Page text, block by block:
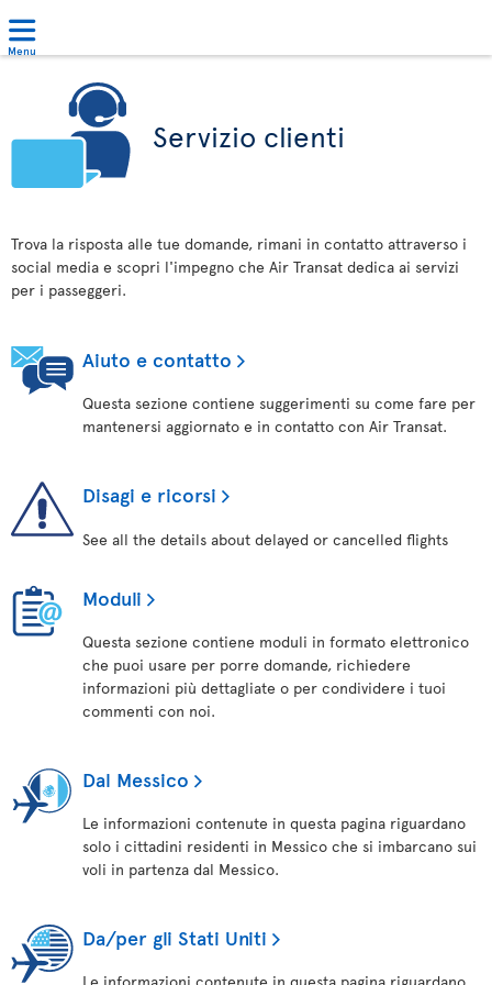
Menu
Servizio clienti
Trova la risposta alle tue domande, rimani in contatto attraverso i
social media e scopri l'impegno che Air Transat dedica ai servizi
per i passeggeri.
Aiuto e contatto
Questa sezione contiene suggerimenti su come fare per
mantenersi aggiornato e in contatto con Air Transat.
Disagi e ricorsi
See all the details about delayed or cancelled flights
Moduli
Questa sezione contiene moduli in formato elettronico
che puoi usare per porre domande, richiedere
informazioni più dettagliate o per condividere i tuoi
commenti con noi.
Dal Messico
Le informazioni contenute in questa pagina riguardano
solo i cittadini residenti in Messico che si imbarcano sui
voli in partenza dal Messico.
Da/per gli Stati Uniti